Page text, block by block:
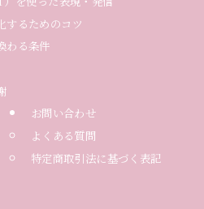
するためのコツ
わる条件
お問い合わせ
よくある質問
特定商取引法に基づく表記